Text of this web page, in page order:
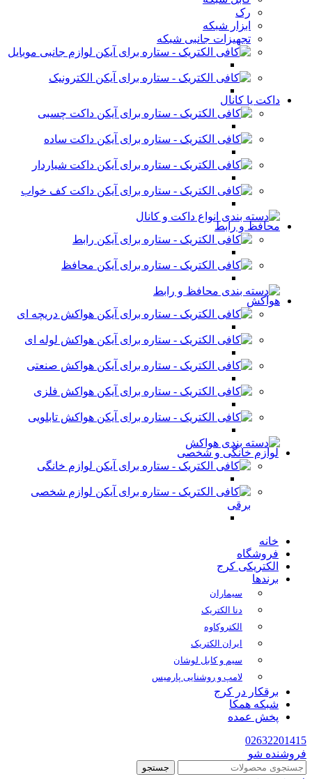
رک
ابزار شبکه
تجهیزات جانبی شبکه
لوازم جانبی موبایل
الکترونیک
داکت یا کانال
داکت چسبی
داکت ساده
داکت شیاردار
داکت کف خواب
محافظ و رابط
رابط
محافظ
هواکش
هواکش دریچه ای
هواکش لوله ای
هواکش صنعتی
هواکش فلزی
هواکش تابلویی
لوازم خانگی و شخصی
لوازم خانگی
لوازم شخصی
برقی
خانه
فروشگاه
الکتریکی کرج
برندها
سیماران
دنا الکتریک
الکتروکاوه
ایران الکتریک
سیم و کابل لوشان
لامپ و روشنایی پارمیس
برقکار در کرج
شبکه همکا
پخش عمده
02632201415
فروشنده شو
جستجو